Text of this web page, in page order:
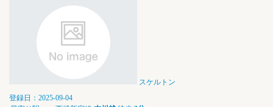
スケルトン
登録日：2025-09-04